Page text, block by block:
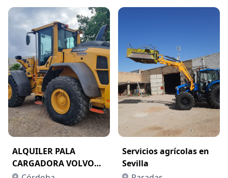
ALQUILER PALA
CARGADORA VOLVO
L110G
Servicios agrícolas en
Sevilla